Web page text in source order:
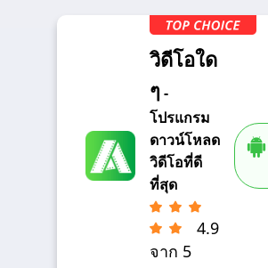
วิดีโอใด
ๆ -
โปรแกรม
ดาวน์โหลด
วิดีโอที่ดี
ที่สุด
4.9
จาก 5